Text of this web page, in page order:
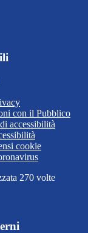
con il Pubblico
accessibilità
cookie
270 volte